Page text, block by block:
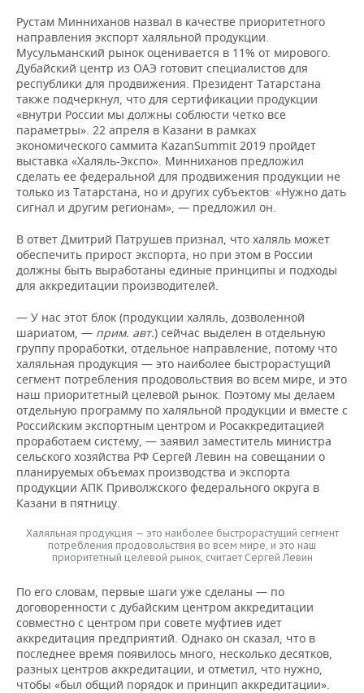
Рустам Минниханов назвал в качестве приоритетного
направления экспорт халяльной продукции.
Мусульманский рынок оценивается в 11% от мирового.
Дубайский центр из ОАЭ готовит специалистов для
республики для продвижения. Президент Татарстана
также подчеркнул, что для сертификации продукции
«внутри России мы должны соблюсти четко все
параметры». 22 апреля в Казани в рамках
экономического саммита KazanSummit 2019 пройдет
выставка «Халяль-Экспо». Минниханов предложил
сделать ее федеральной для продвижения продукции не
только из Татарстана, но и других субъектов: «Нужно дать
сигнал и другим регионам», — предложил он.
В ответ Дмитрий Патрушев признал, что халяль может
обеспечить прирост экспорта, но при этом в России
должны быть выработаны единые принципы и подходы
для аккредитации производителей.
— У нас этот блок (продукции халяль, дозволенной
шариатом, — прим. авт.) сейчас выделен в отдельную
группу проработки, отдельное направление, потому что
халяльная продукция — это наиболее быстрорастущий
сегмент потребления продовольствия во всем мире, и это
наш приоритетный целевой рынок. Поэтому мы делаем
отдельную программу по халяльной продукции и вместе с
Российским экспортным центром и Росаккредитацией
проработаем систему, — заявил заместитель министра
сельского хозяйства РФ Сергей Левин на совещании о
планируемых объемах производства и экспорта
продукции АПК Приволжского федерального округа в
Казани в пятницу.
Халяльная продукция — это наиболее быстрорастущий сегмент
потребления продовольствия во всем мире, и это наш
приоритетный целевой рынок, считает Сергей Левин
По его словам, первые шаги уже сделаны — по
договоренности с дубайским центром аккредитации
совместно с центром при совете муфтиев идет
аккредитация предприятий. Однако он сказал, что в
последнее время появилось много, несколько десятков,
разных центров аккредитации, и отметил, что нужно,
чтобы «был общий порядок и принцип аккредитации».